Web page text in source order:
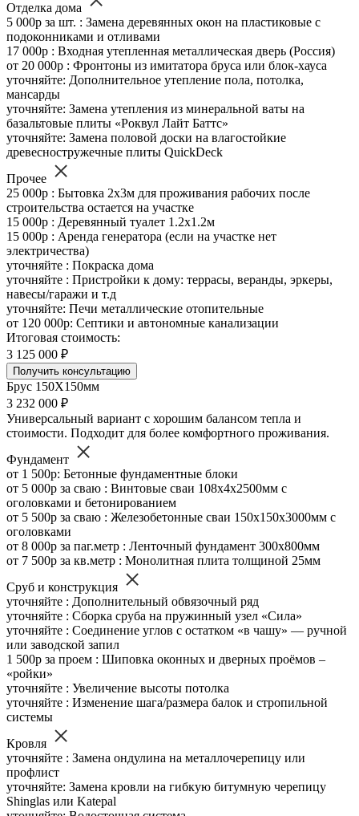
Отделка дома
5 000р за шт. : Замена деревянных окон на пластиковые с
подоконниками и отливами
17 000р : Входная утепленная металлическая дверь (Россия)
от 20 000р : Фронтоны из имитатора бруса или блок-хауса
уточняйте: Дополнительное утепление пола, потолка,
мансарды
уточняйте: Замена утепления из минеральной ваты на
базальтовые плиты «Роквул Лайт Баттс»
уточняйте: Замена половой доски на влагостойкие
древесностружечные плиты QuickDeck
Прочее
25 000р : Бытовка 2х3м для проживания рабочих после
строительства остается на участке
15 000р : Деревянный туалет 1.2х1.2м
15 000р : Аренда генератора (если на участке нет
электричества)
уточняйте : Покраска дома
уточняйте : Пристройки к дому: террасы, веранды, эркеры,
навесы/гаражи и т.д
уточняйте: Печи металлические отопительные
от 120 000р: Септики и автономные канализации
Итоговая стоимость:
3 125 000 ₽
Получить консультацию
Брус 150Х150мм
3 232 000 ₽
Универсальный вариант с хорошим балансом тепла и
стоимости. Подходит для более комфортного проживания.
Фундамент
от 1 500р: Бетонные фундаментные блоки
от 5 000р за сваю : Винтовые сваи 108х4х2500мм с
оголовками и бетонированием
от 5 500р за сваю : Железобетонные сваи 150х150х3000мм с
оголовками
от 8 000р за паг.метр : Ленточный фундамент 300х800мм
от 7 500р за кв.метр : Монолитная плита толщиной 25мм
Сруб и конструкция
уточняйте : Дополнительный обвязочный ряд
уточняйте : Сборка сруба на пружинный узел «Сила»
уточняйте : Соединение углов с остатком «в чашу» — ручной
или заводской запил
1 500р за проем : Шиповка оконных и дверных проёмов –
«ройки»
уточняйте : Увеличение высоты потолка
уточняйте : Изменение шага/размера балок и стропильной
системы
Кровля
уточняйте : Замена ондулина на металлочерепицу или
профлист
уточняйте: Замена кровли на гибкую битумную черепицу
Shinglas или Katepal